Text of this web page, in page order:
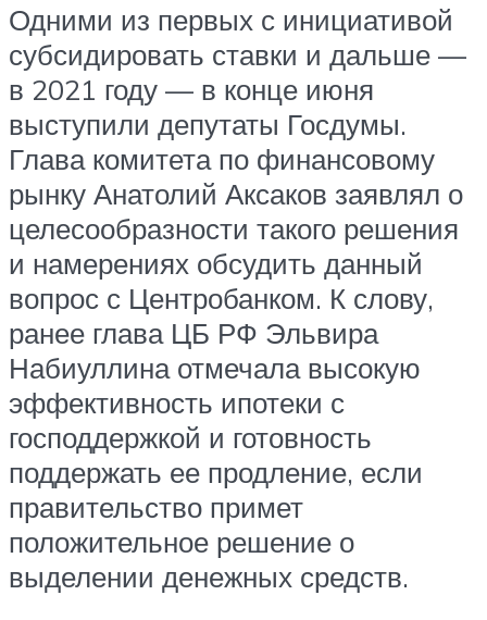
Одними из первых с инициативой
субсидировать ставки и дальше —
в 2021 году — в конце июня
выступили депутаты Госдумы.
Глава комитета по финансовому
рынку Анатолий Аксаков заявлял о
целесообразности такого решения
и намерениях обсудить данный
вопрос с Центробанком. К слову,
ранее глава ЦБ РФ Эльвира
Набиуллина отмечала высокую
эффективность ипотеки с
господдержкой и готовность
поддержать ее продление, если
правительство примет
положительное решение о
выделении денежных средств.